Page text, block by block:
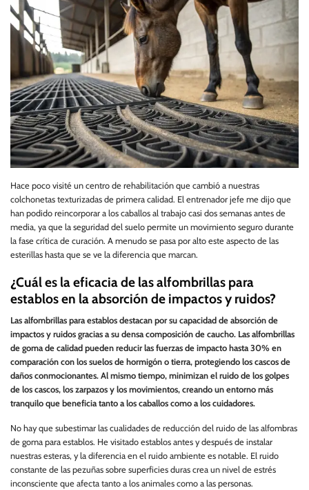
Hace poco visité un centro de rehabilitación que cambió a nuestras
colchonetas texturizadas de primera calidad. El entrenador jefe me dijo que
han podido reincorporar a los caballos al trabajo casi dos semanas antes de
media, ya que la seguridad del suelo permite un movimiento seguro durante
la fase crítica de curación. A menudo se pasa por alto este aspecto de las
esterillas hasta que se ve la diferencia que marcan.
¿Cuál es la eficacia de las alfombrillas para
establos en la absorción de impactos y ruidos?
Las alfombrillas para establos destacan por su capacidad de absorción de
impactos y ruidos gracias a su densa composición de caucho. Las alfombrillas
de goma de calidad pueden reducir las fuerzas de impacto hasta 30% en
comparación con los suelos de hormigón o tierra, protegiendo los cascos de
daños conmocionantes. Al mismo tiempo, minimizan el ruido de los golpes
de los cascos, los zarpazos y los movimientos, creando un entorno más
tranquilo que beneficia tanto a los caballos como a los cuidadores.
No hay que subestimar las cualidades de reducción del ruido de las alfombras
de goma para establos. He visitado establos antes y después de instalar
nuestras esteras, y la diferencia en el ruido ambiente es notable. El ruido
constante de las pezuñas sobre superficies duras crea un nivel de estrés
inconsciente que afecta tanto a los animales como a las personas.